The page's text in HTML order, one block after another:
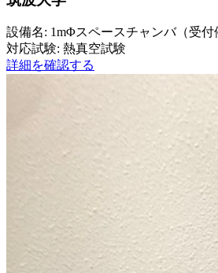
設備名: 1mΦスペースチャンバ（受付
対応試験: 熱真空試験
詳細を確認する